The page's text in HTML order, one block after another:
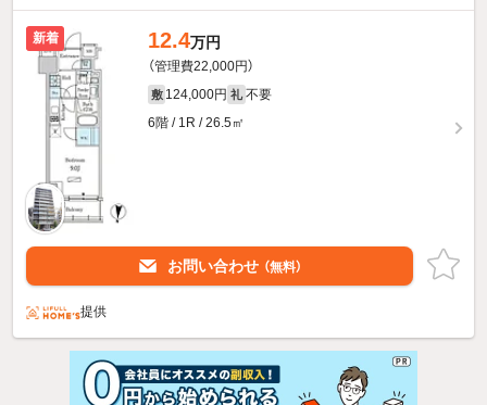
新着 12.4万円
（管理費22,000円）
敷 124,000円 礼 不要
6階 / 1R / 26.5㎡
お問い合わせ （無料）
提供